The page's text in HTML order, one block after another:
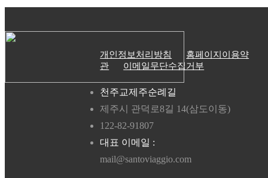
개인정보처리방침
홈페이지이용약
관
이메일무단수집거부
천주교제주순례길
제주시 관덕로8길 14(삼도이동)
122-82-91807
대표 이메일 :
mail@santoviaggio.com